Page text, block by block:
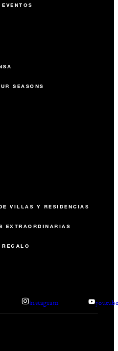
SEASONS
VILLAS Y RESIDENCIAS
EXTRAORDINARIAS
instagram